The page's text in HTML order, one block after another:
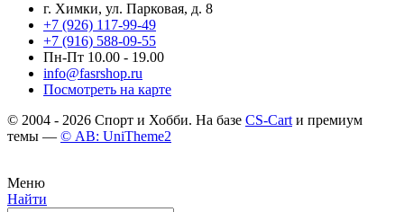
г. Химки, ул. Парковая, д. 8
+7 (926) 117-99-49
+7 (916) 588-09-55
Пн-Пт 10.00 - 19.00
info@fasrshop.ru
Посмотреть на карте
© 2004 - 2026 Спорт и Хобби. На базе CS-Cart и премиум
темы — © AB: UniTheme2
Меню
Найти